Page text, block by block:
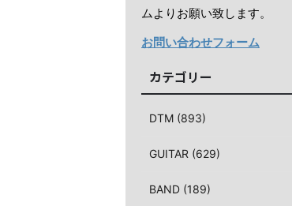
ムよりお願い致します。
お問い合わせフォーム
カテゴリー
DTM (893)
GUITAR (629)
BAND (189)